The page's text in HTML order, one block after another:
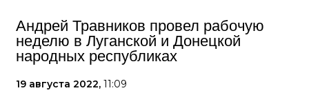
Андрей Травников провел рабочую
неделю в Луганской и Донецкой
народных республиках
19 августа 2022, 11:09